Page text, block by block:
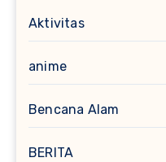
Aktivitas
anime
Bencana Alam
BERITA